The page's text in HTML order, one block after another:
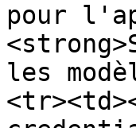
pour
les